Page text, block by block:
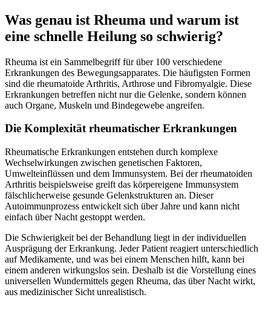
Was genau ist Rheuma und warum ist
eine schnelle Heilung so schwierig?
Rheuma ist ein Sammelbegriff für über 100 verschiedene
Erkrankungen des Bewegungsapparates. Die häufigsten Formen
sind die rheumatoide Arthritis, Arthrose und Fibromyalgie. Diese
Erkrankungen betreffen nicht nur die Gelenke, sondern können
auch Organe, Muskeln und Bindegewebe angreifen.
Die Komplexität rheumatischer Erkrankungen
Rheumatische Erkrankungen entstehen durch komplexe
Wechselwirkungen zwischen genetischen Faktoren,
Umwelteinflüssen und dem Immunsystem. Bei der rheumatoiden
Arthritis beispielsweise greift das körpereigene Immunsystem
fälschlicherweise gesunde Gelenkstrukturen an. Dieser
Autoimmunprozess entwickelt sich über Jahre und kann nicht
einfach über Nacht gestoppt werden.
Die Schwierigkeit bei der Behandlung liegt in der individuellen
Ausprägung der Erkrankung. Jeder Patient reagiert unterschiedlich
auf Medikamente, und was bei einem Menschen hilft, kann bei
einem anderen wirkungslos sein. Deshalb ist die Vorstellung eines
universellen Wundermittels gegen Rheuma, das über Nacht wirkt,
aus medizinischer Sicht unrealistisch.